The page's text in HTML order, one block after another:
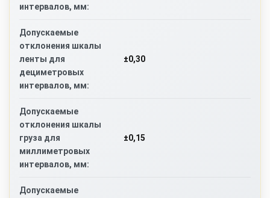
интервалов, мм:
Допускаемые
отклонения шкалы
ленты для
дециметровых
интервалов, мм:
±0,30
Допускаемые
отклонения шкалы
груза для
миллиметровых
интервалов, мм:
±0,15
Допускаемые